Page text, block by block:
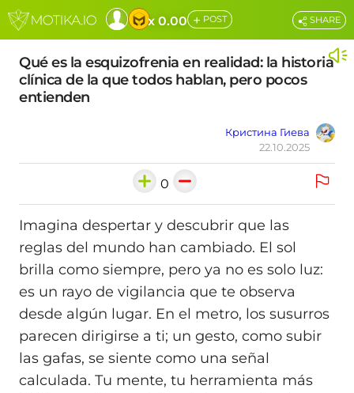
x 0.00 + POST
Qué es la esquizofrenia en realidad: la historia
clínica de la que todos hablan, pero pocos
entienden
Кристина Гиева
22.10.2025
SHARE
0
Imagina despertar y descubrir que las
reglas del mundo han cambiado. El sol
brilla como siempre, pero ya no es solo luz:
es un rayo de vigilancia que te observa
desde algún lugar. En el metro, los susurros
parecen dirigirse a ti; un gesto, como subir
las gafas, se siente como una señal
calculada. Tu mente, tu herramienta más